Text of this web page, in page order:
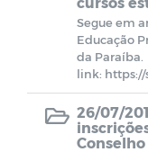
Segue em
Educação
da Paraíba.
link: https://
26/07/